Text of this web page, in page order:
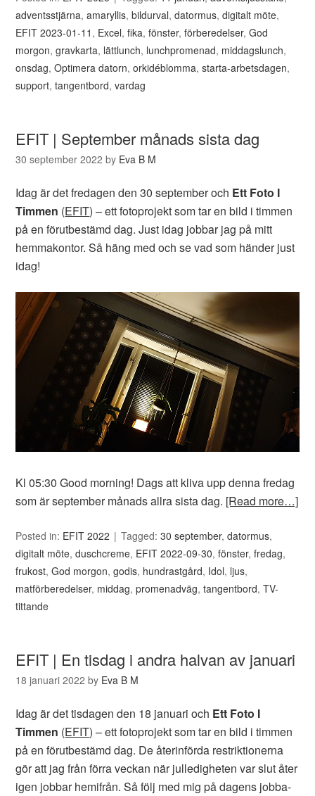
adventsstjärna,amaryllis,bildurval,datormus,digitalt möte,
EFIT 2023-01-11 , Excel,fika,fönster,förberedelser,God
morgon,gravkarta, lättlunch, lunchpromenad, middagslunch,
onsdag,Optimera datorn,orkidéblomma,starta-arbetsdagen,
support,tangentbord,vardag
EFIT | September månads sista dag
30 september 2022 by Eva B M
Idag är det fredagen den 30 september och Ett Foto I
Timmen (EFIT) – ett fotoprojekt som tar en bild i timmen
på en förutbestämd dag. Just idag jobbar jag på mitt
hemmakontor. Så häng med och se vad som händer just
idag!
Kl 05:30 Good morning! Dags att kliva upp denna fredag
som är september månads allra sista dag. [Read more…]
Posted in: EFIT 2022 Tagged:30 september,datormus,
digitalt möte,duschcreme, EFIT 2022-09-30,fönster,fredag,
frukost,God morgon,godis, hundrastgård, Idol, ljus,
matförberedelser, middag,promenadväg,tangentbord,TV-
tittande
EFIT | En tisdag i andra halvan av januari
18 januari 2022 by Eva B M
Idag är det tisdagen den 18 januari och Ett Foto I
Timmen (EFIT) – ett fotoprojekt som tar en bild i timmen
på en förutbestämd dag. De återinförda restriktionerna
gör att jag från förra veckan när julledigheten var slut åter
igen jobbar hemifrån. Så följ med mig på dagens jobba-